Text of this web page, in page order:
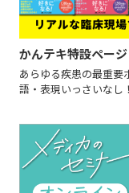
かんテキ特設ページ
あらゆる疾患の最重要
語・表現いっさいなし